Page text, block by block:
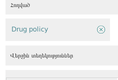
Հոդված
Drug policy
Վերջին տեղեկություններ